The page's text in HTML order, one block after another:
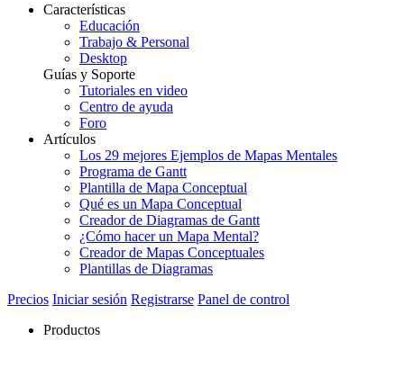
Características
Educación
Trabajo & Personal
Desktop
Guías y Soporte
Tutoriales en video
Centro de ayuda
Foro
Artículos
Los 29 mejores Ejemplos de Mapas Mentales
Programa de Gantt
Plantilla de Mapa Conceptual
Qué es un Mapa Conceptual
Creador de Diagramas de Gantt
¿Cómo hacer un Mapa Mental?
Creador de Mapas Conceptuales
Plantillas de Diagramas
Precios Iniciar sesión Registrarse Panel de control
Productos